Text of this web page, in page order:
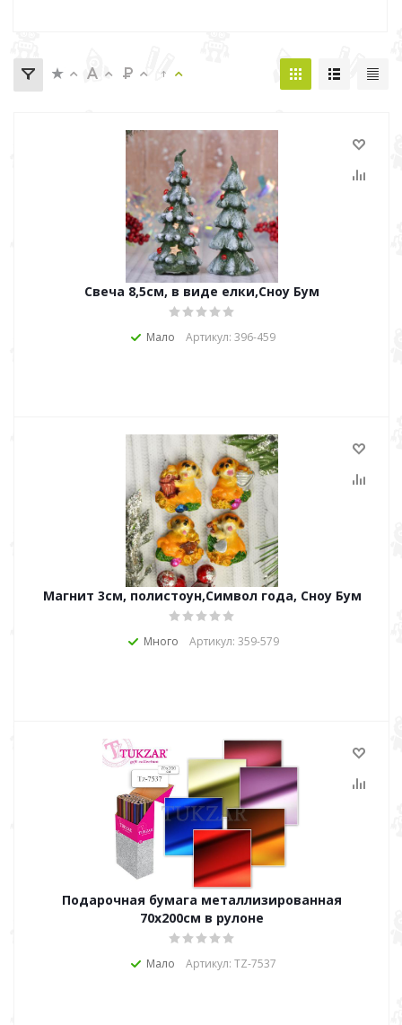
Свеча 8,5см, в виде елки,Сноу Бум
Мало Артикул: 396-459
Магнит 3см, полистоун,Символ года, Сноу Бум
Много Артикул: 359-579
Подарочная бумага металлизированная
70х200см в рулоне
Мало Артикул: TZ-7537